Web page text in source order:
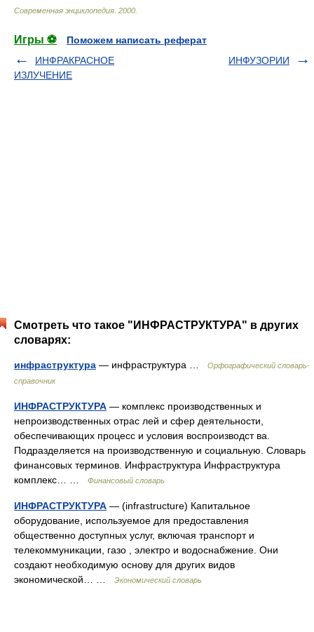
Современная энциклопедия 2000
Игры ⚽
Поможем написать реферат
ИНФРАКРАСНОЕ
ИЗЛУЧЕНИЕ
ИНФУЗОРИИ
Смотреть что такое "ИНФРАСТРУКТУРА" в других
словарях:
инфраструктура — инфраструктура …
Орфографический словарь-
справочник
ИНФРАСТРУКТУРА — комплекс производственных и
непроизводственных отрас лей и сфер деятельности,
обеспечивающих процесс и условия воспроизводст ва.
Подразделяется на производственную и социальную. Словарь
финансовых терминов. Инфраструктура Инфраструктура
комплекс… …
Финансовый словарь
ИНФРАСТРУКТУРА — (infrastructure) Капитальное
оборудование, используемое для предоставления
общественно доступных услуг, включая транспорт и
телекоммуникации, газо , электро и водоснабжение. Они
создают необходимую основу для других видов
экономической… …
Экономический словарь